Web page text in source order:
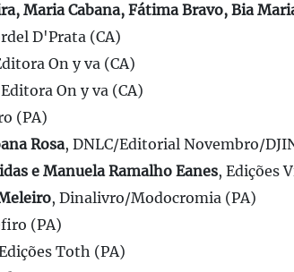
Maria Cabana, Fátima Bravo, Bia
D'Prata (CA)
On y va (CA)
Editora On y va (CA)
(PA)
Rosa, DNLC/Editorial Novembro/
e Manuela Ramalho Eanes, Edições
, Dinalivro/Modocromia (PA)
(PA)
Toth (PA)